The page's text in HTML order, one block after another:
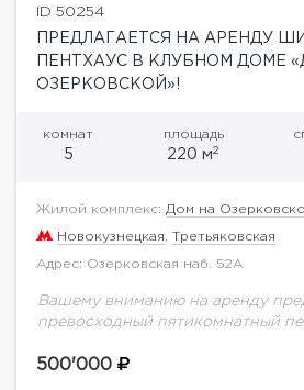
ID 50254
ПРЕДЛАГАЕТСЯ НА АРЕНДУ
ПЕНТХАУС В КЛУБНОМ ДОМЕ
ОЗЕРКОВСКОЙ»!
комнат
5
площадь
220 м2
Жилой комплекс: Дом на
Новокузнецкая Третьяковская
Адрес: Озерковская наб. 52А
Вашему вниманию на аренду
превосходный пятикомнатный
адресу: Озерковская
500'000